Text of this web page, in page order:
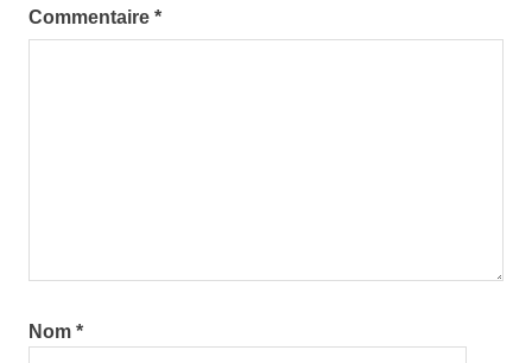
Commentaire *
Nom *